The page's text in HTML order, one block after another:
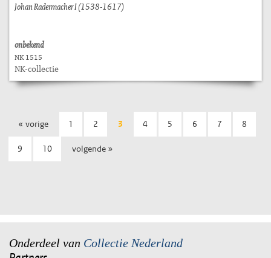
Johan Radermacher I (1538-1617)
onbekend
NK 1515
NK-collectie
« vorige 1 2 3 4 5 6 7 8
9 10 volgende »
Onderdeel van Collectie Nederland